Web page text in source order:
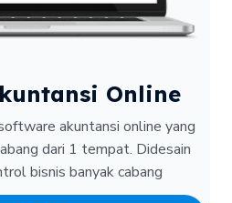
Online
akuntansi online yang
dari 1 tempat. Didesain
bisnis banyak cabang